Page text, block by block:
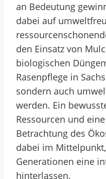
an Bedeutung
dabei auf
den Einsatz von
biologischen
Rasenpflege in
sondern auch
werden. Ein
Ressourcen und
Betrachtung des
dabei im
Generationen eine
hinterlassen.